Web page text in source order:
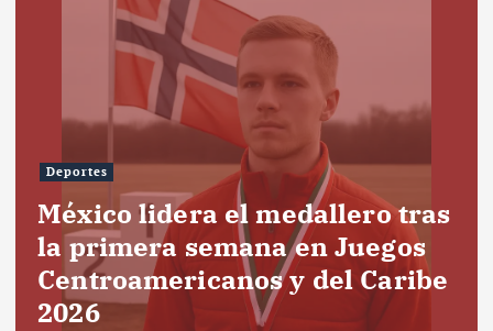
Deportes
México lidera el medallero tras
la primera semana en Juegos
Centroamericanos y del Caribe
2026